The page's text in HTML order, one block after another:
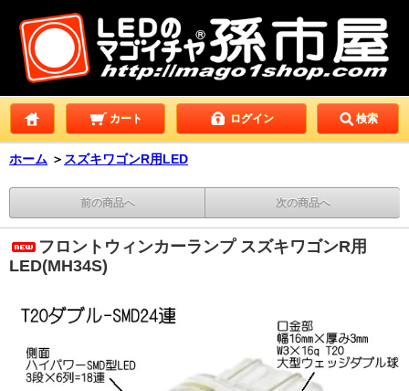
カート ログイン 検索
ホーム ＞ スズキワゴンR用LED
前の商品へ 次の商品へ
フロントウィンカーランプ スズキワゴンR用
LED(MH34S)